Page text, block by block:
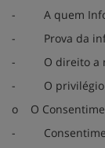
-
A quem
-
Prova da
-
O direito a
-
O
o
O
-